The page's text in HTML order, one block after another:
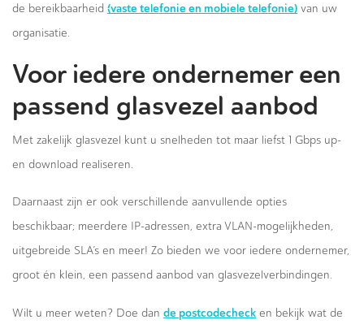
de bereikbaarheid (vaste telefonie en mobiele telefonie) van uw
organisatie.
Voor iedere ondernemer een
passend glasvezel aanbod
Met zakelijk glasvezel kunt u snelheden tot maar liefst 1 Gbps up-
en download realiseren.
Daarnaast zijn er ook verschillende aanvullende opties
beschikbaar; meerdere IP-adressen, extra VLAN-mogelijkheden,
uitgebreide SLA’s en meer! Zo bieden we voor iedere ondernemer,
groot én klein, een passend aanbod van glasvezelverbindingen.
Wilt u meer weten? Doe dan de postcodecheck en bekijk wat de